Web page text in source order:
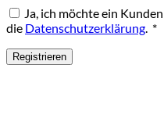
Ja, ich möchte ein
die Datenschutzerklärung. *
Registrieren